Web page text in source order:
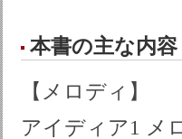
本書の主な内容
【メロディ】
アイディア1 メ